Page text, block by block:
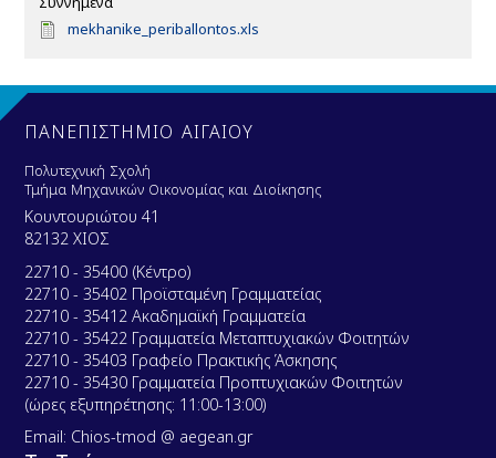
D
u
e
n
t
mekhanike_periballontos.xls
ΠΑΝΕΠΙΣΤΗΜΙΟ ΑΙΓΑΙΟΥ
Πολυτεχνική Σχολή
Τμήμα Μηχανικών Οικονομίας και Διοίκησης
Κουντουριώτου 41
82132 ΧΙΟΣ
22710 - 35400 (Κέντρο)
22710 - 35402 Προϊσταμένη Γραμματείας
22710 - 35412 Ακαδημαϊκή Γραμματεία
22710 - 35422 Γραμματεία Μεταπτυχιακών Φοιτητών
22710 - 35403 Γραφείο Πρακτικής Άσκησης
22710 - 35430 Γραμματεία Προπτυχιακών Φοιτητών
(ώρες εξυπηρέτησης: 11:00-13:00)
Email: Chios-tmod @ aegean.gr